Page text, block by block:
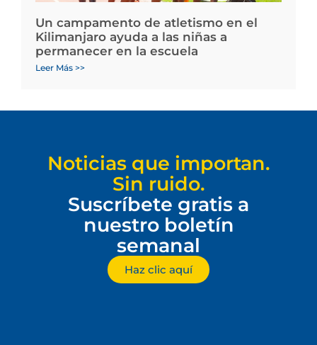
Un campamento de atletismo en el
Kilimanjaro ayuda a las niñas a
permanecer en la escuela
Leer Más >>
Noticias que importan.
Sin ruido.
Suscríbete gratis a
nuestro boletín
semanal
Haz clic aquí